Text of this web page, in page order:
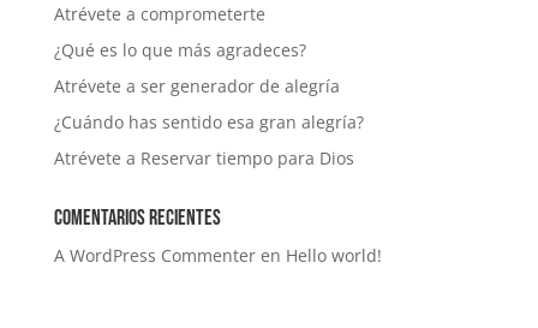
Atrévete a comprometerte
¿Qué es lo que más agradeces?
Atrévete a ser generador de alegría
¿Cuándo has sentido esa gran alegría?
Atrévete a Reservar tiempo para Dios
Comentarios recientes
A WordPress Commenteren Hello world!